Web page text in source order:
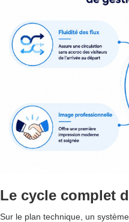
Le cycle complet
Sur le plan technique, un